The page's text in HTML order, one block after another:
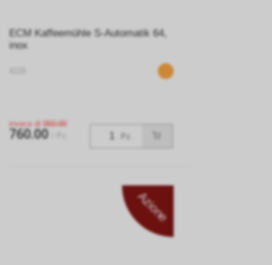
ECM Kaffeemühle S-Automatik 64,
inox
Pz.
invece di 950.00
760.00
Azione